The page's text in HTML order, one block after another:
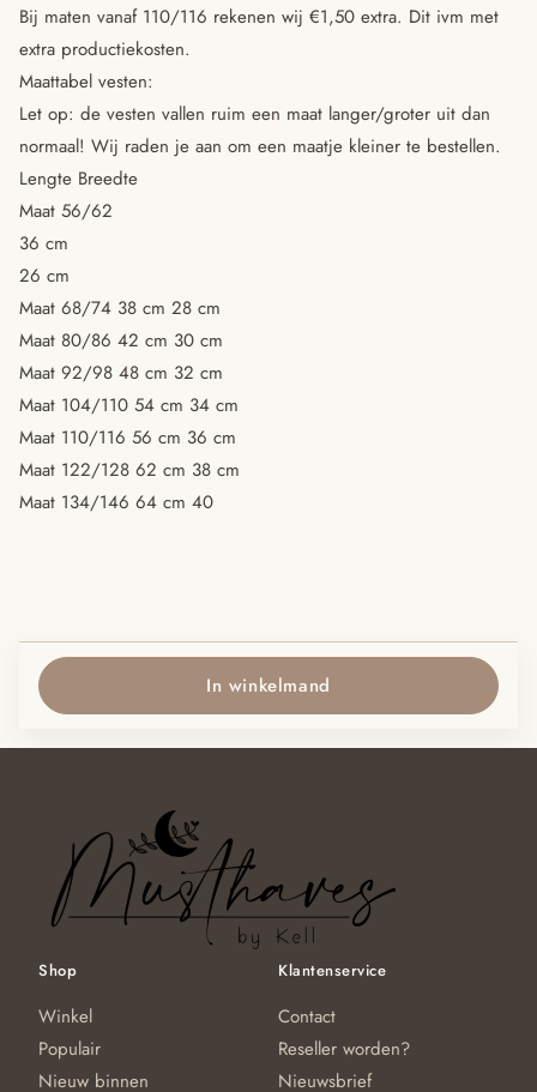
Bij maten vanaf 110/116 rekenen wij €1,50 extra. Dit ivm met
extra productiekosten.
Maattabel vesten:
Let op: de vesten vallen ruim een maat langer/groter uit dan
normaal! Wij raden je aan om een maatje kleiner te bestellen.
Lengte Breedte
Maat 56/62
36 cm
26 cm
Maat 68/74 38 cm 28 cm
Maat 80/86 42 cm 30 cm
Maat 92/98 48 cm 32 cm
Maat 104/110 54 cm 34 cm
Maat 110/116 56 cm 36 cm
Maat 122/128 62 cm 38 cm
Maat 134/146 64 cm 40
In winkelmand
Shop
Winkel
Populair
Nieuw binnen
Klantenservice
Contact
Reseller worden?
Nieuwsbrief